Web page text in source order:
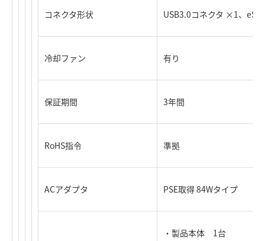
コネクタ形状 USB3.0コネクタ ×1、
冷却ファン 有り
保証期間 3年間
RoHS指令 準拠
ACアダプタ PSE取得 84Wタイプ
・製品本体 1台